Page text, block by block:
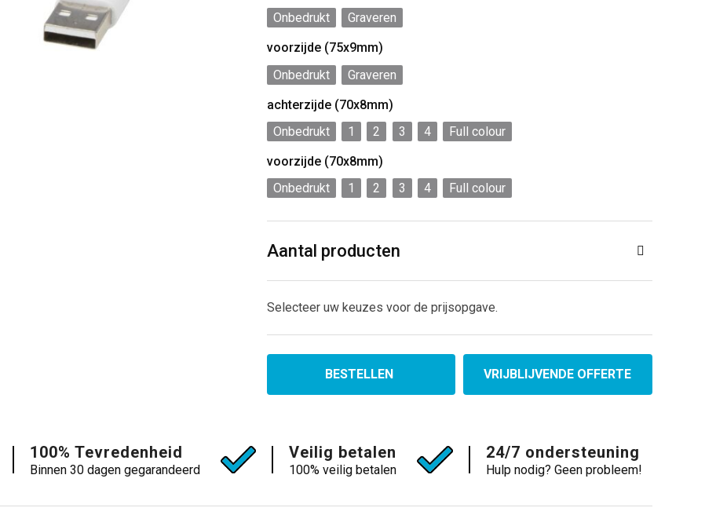
Onbedrukt
Graveren
voorzijde (75x9mm)
Onbedrukt
Graveren
achterzijde (70x8mm)
Onbedrukt
1 2 3 4
Full colour
voorzijde (70x8mm)
Onbedrukt
1 2 3 4 Full colour
Aantal producten
Selecteer uw keuzes voor de prijsopgave.
BESTELLEN VRIJBLIJVENDE OFFERTE
100% Tevredenheid
Binnen 30 dagen gegarandeerd
Veilig betalen
100% veilig betalen
24/7 ondersteuning
Hulp nodig? Geen probleem!